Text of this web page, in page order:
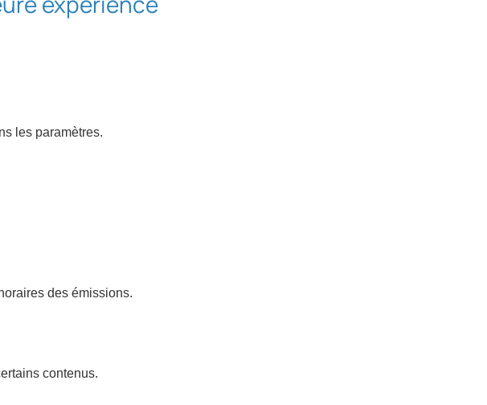
les paramètres.
des émissions.
contenus.